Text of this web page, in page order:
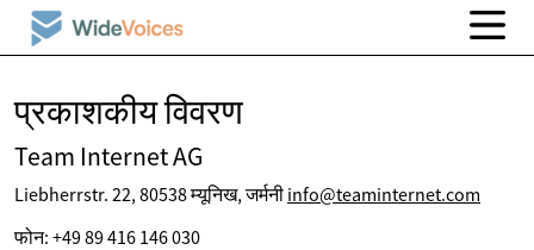
प्रकाशकीय विवरण
Team Internet AG
Liebherrstr. 22, 80538 म्यूनिख, जर्मनी info@teaminternet.com
फोन: +49 89 416 146 030